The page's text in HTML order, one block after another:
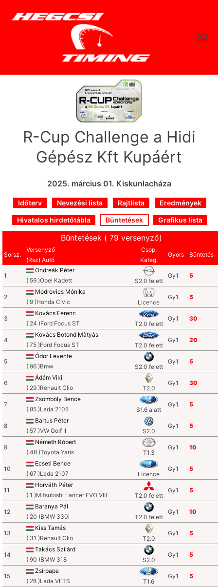
hegc
sitimi
Időtlen Idők
R-Cup Challenge a Hidi
Gépész Kft Kupáért
2025. március 01. Kiskunlacháza
Időterv Nevezési lista Rajtlista Eredmények
Hivatalos hirdetőtábla Büntetések Grafikus lista
Bűntetések ( 79 versenyző)
Sorsz.
Versenyző
(Rsz) Autó
Csop.
Kateg.
Gyors Büntetés
1
Ondreák Péter
( 59 )Opel Kadett
S2.0 felett
Gy1 5
2
Modrovics Mónika
( 9 )Honda Civic
Licence
Gy1 5
3
Kovàcs Ferenc
( 24 )Ford Focus ST
T2.0 felett
Gy1 30
4
Kovàcs Botond Màtyàs
( 75 )Ford Focus ST
T2.0 felett
Gy1 20
5
Ódor Levente
( 96 )Bmw
S2.0 felett
Gy1 5
6
Ádám Viki
( 29 )Renault Clio
T2.0
Gy1 30
7
Zsömböly Bence
( 85 )Lada 2105
S1.6 alatt
Gy1 5
8
Bartus Péter
( 57 )VW Golf II
S2.0
Gy1 5
9
Németh Róbert
( 48 )Toyota Yaris
T1.3
Gy1 10
10
Ecseti Bence
( 67 )Lada 2107
Licence
Gy1 5
11
Horváth Péter
( 1 )Mitsubishi Lancer EVO VIII
T2.0 felett
Gy1 5
12
Baranya Pál
( 20 )BMW 330i
T2.0 felett
Gy1 10
13
Kiss Tamás
( 31 )Renault Clio
T2.0
Gy1 5
14
Takács Szilárd
( 90 )BMW 318
S2.0
Gy1 5
15
Zsírpapa
( 28 )Lada VFTS
T1.6
Gy1 5